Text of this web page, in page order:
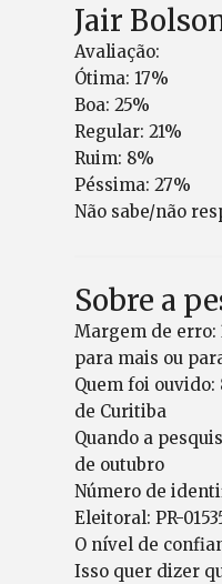
Jair
Avaliação:
Ótima: 17%
Boa: 25%
Regular: 21%
Ruim: 8%
Péssima: 27%
Não sabe/não
Sobre a
Margem de erro:
para mais ou
Quem foi
de Curitiba
Quando a
de outubro
Número de
Eleitoral: PR-
O nível de
Isso quer dizer